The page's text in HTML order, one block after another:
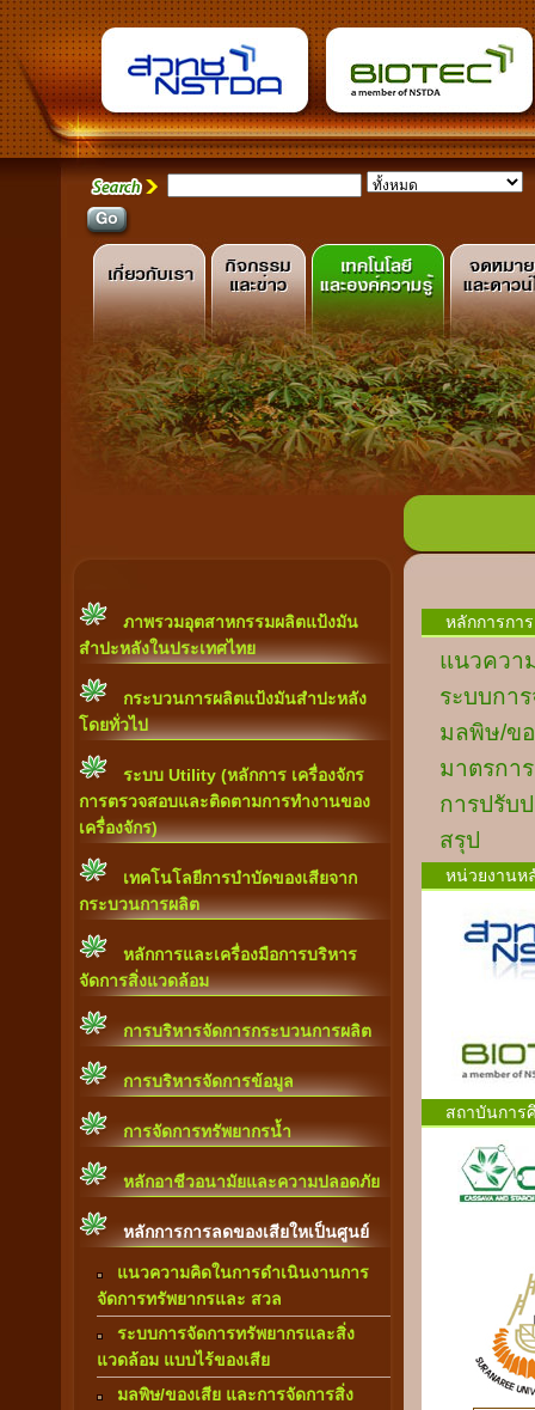
ภาพรวมอุตสาหกรรมผลิตแป้งมัน
สำปะหลังในประเทศไทย
กระบวนการผลิตแป้งมันสำปะหลัง
โดยทั่วไป
ระบบ Utility (หลักการ เครื่องจักร
การตรวจสอบและติดตามการทำงานของ
เครื่องจักร)
เทคโนโลยีการบำบัดของเสียจาก
กระบวนการผลิต
หลักการและเครื่องมือการบริหาร
จัดการสิ่งแวดล้อม
การบริหารจัดการกระบวนการผลิต
การบริหารจัดการข้อมูล
การจัดการทรัพยากรน้ำ
หลักอาชีวอนามัยและความปลอดภัย
หลักการการลดของเสียใหเป็นศูนย์
แนวความคิดในการดำเนินงานการ
จัดการทรัพยากรและ สวล
ระบบการจัดการทรัพยากรและสิ่ง
แวดล้อม แบบไร้ของเสีย
มลพิษ/ของเสีย และการจัดการสิ่ง
หลักการกา
แนวควา
ระบบกา
มลพิษ/ขอ
มาตรกา
การปรับ
สรุป
หน่วยงานห
สถาบันการ